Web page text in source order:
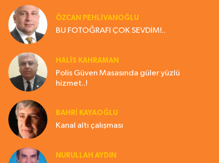
ÖZCAN PEHLİVANOĞLU
BU FOTOĞRAFI ÇOK SEVDİM!..
HALIS KAHRAMAN
Polis Güven Masasında güler yüzlü
hizmet..!
BAHRI KAYAOĞLU
Kanal altı çalışması
NURULLAH AYDIN